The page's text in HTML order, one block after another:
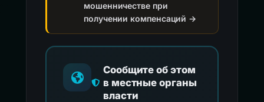
мошенничестве при
получении компенсаций →
Сообщите об этом
в местные органы
власти